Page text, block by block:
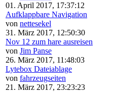
01. April 2017, 17:37:12
Aufklappbare Navigation
von nettesekel
31. März 2017, 12:50:30
Nov 12 zum hare ausreisen
von Jim Panse
26. März 2017, 11:48:03
Lytebox Dateiablage
von fahrzeugseiten
21. März 2017, 23:23:23